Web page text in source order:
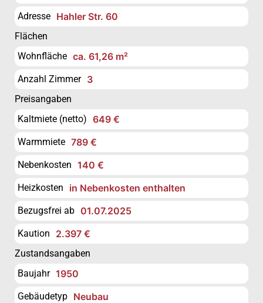
Adresse Hahler Str. 60
Flächen
Wohnfläche ca. 61,26 m²
Anzahl Zimmer 3
Preisangaben
Kaltmiete (netto) 649 €
Warmmiete 789 €
Nebenkosten 140 €
Heizkosten in Nebenkosten enthalten
Bezugsfrei ab 01.07.2025
Kaution 2.397 €
Zustandsangaben
Baujahr 1950
Gebäudetyp Neubau